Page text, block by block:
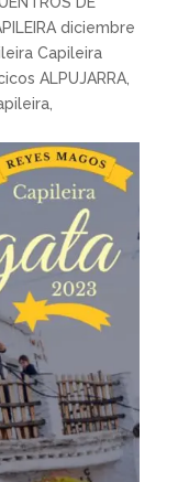
diciembre
Capileira
ALPUJARRA,